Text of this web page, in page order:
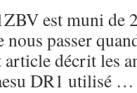
est muni de
passer
article décrit les
DR1 utilisé